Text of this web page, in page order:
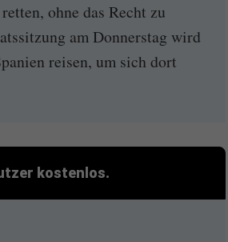
ohne das Recht zu
am Donnerstag wird
reisen, um sich dort
kostenlos.